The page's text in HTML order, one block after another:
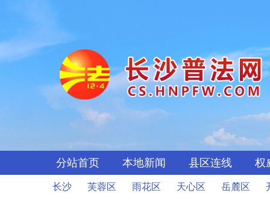
分站首页 本地新闻 县区连线 权
长沙 芙蓉区 雨花区 天心区 岳麓区